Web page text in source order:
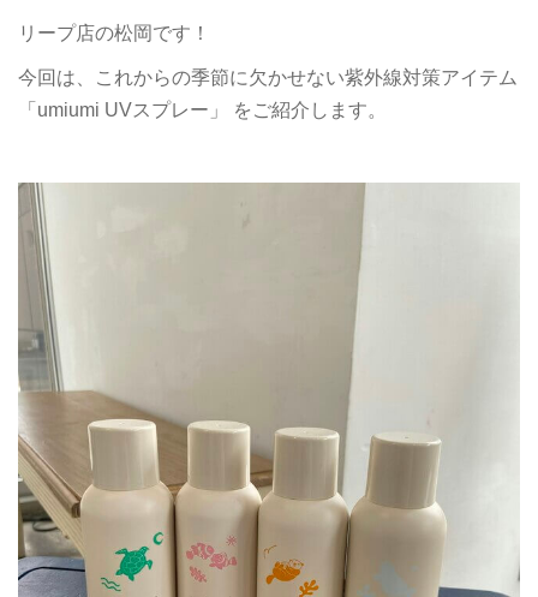
リープ店の松岡です！
今回は、これからの季節に欠かせない紫外線対策アイテム
「umiumi UVスプレー」 をご紹介します。